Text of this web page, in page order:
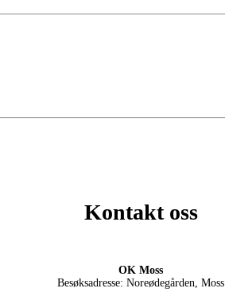
Kontakt oss
OK Moss
Besøksadresse: Noreødegården, Moss